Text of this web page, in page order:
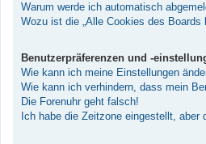
Warum werde ich automatisch
Wozu ist die „Alle Cookies des Boards
Benutzerpräferenzen und -
Wie kann ich meine Einstellungen
Wie kann ich verhindern, dass mein
Die Forenuhr geht falsch!
Ich habe die Zeitzone eingestellt, aber